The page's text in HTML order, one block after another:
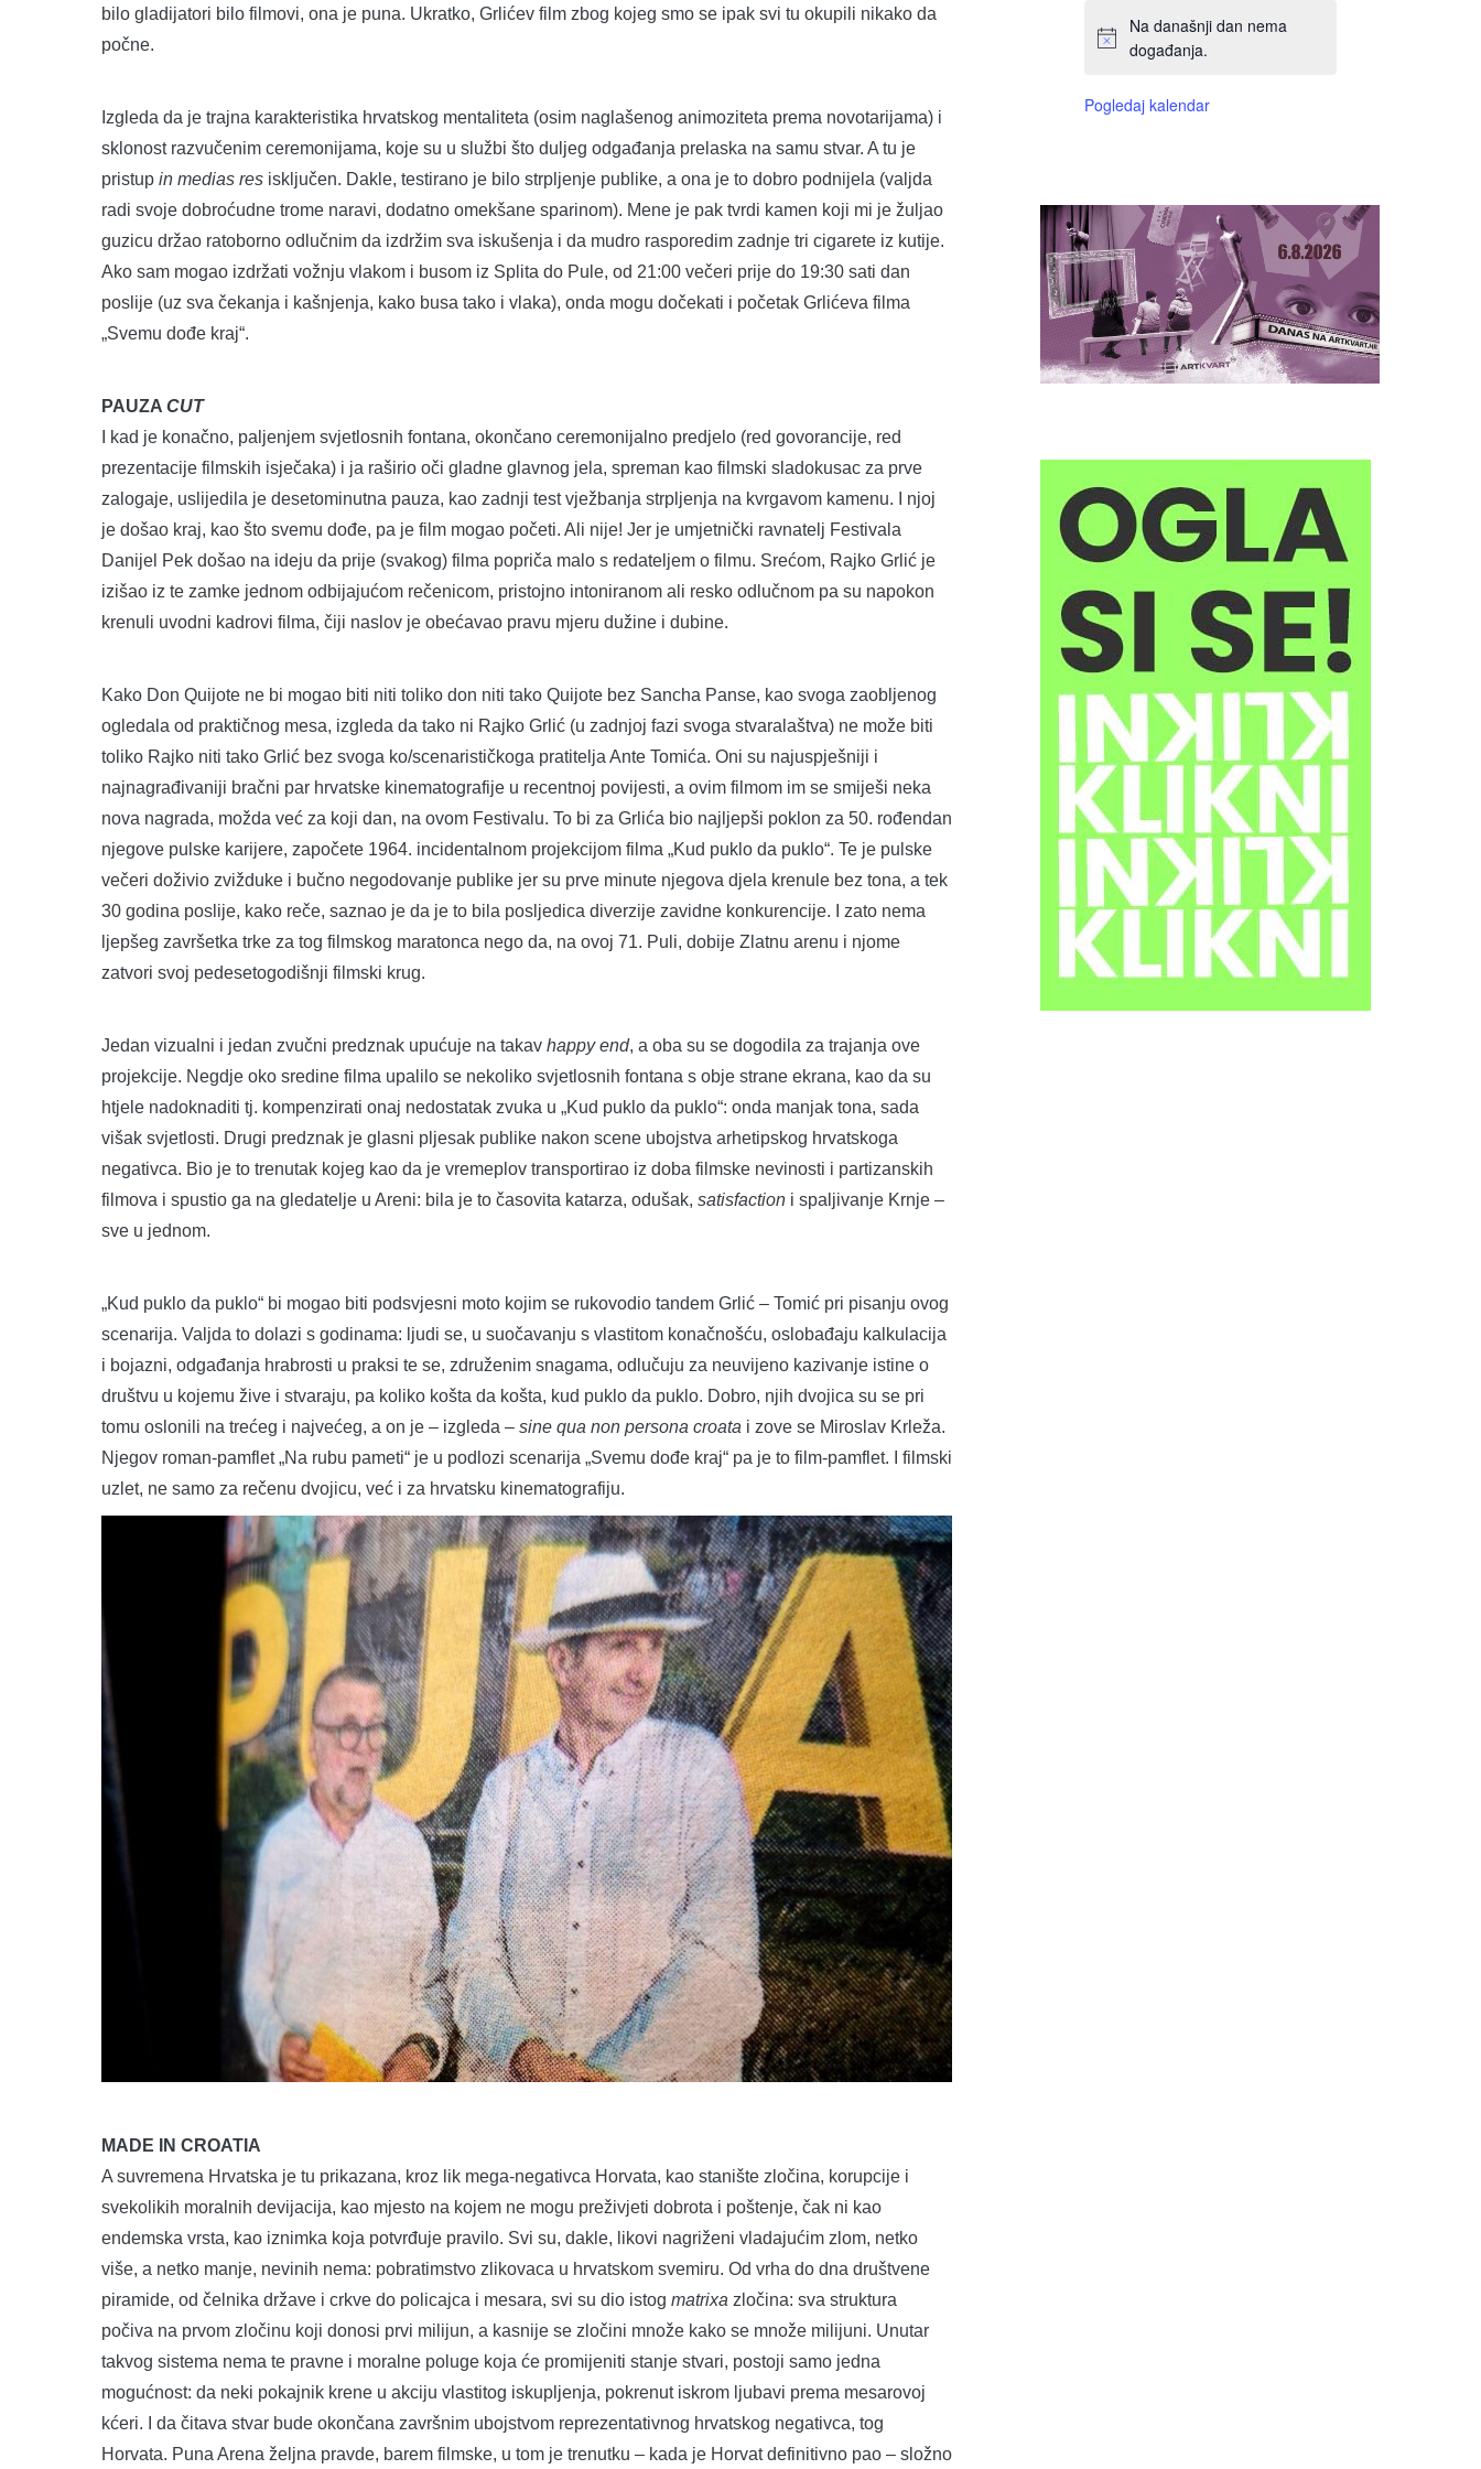
bilo gladijatori bilo filmovi, ona je puna. Ukratko, Grlićev film zbog kojeg smo se ipak svi tu okupili nikako da
počne.
Izgleda da je trajna karakteristika hrvatskog mentaliteta (osim naglašenog animoziteta prema novotarijama) i
sklonost razvučenim ceremonijama, koje su u službi što duljeg odgađanja prelaska na samu stvar. A tu je
pristup in medias res isključen. Dakle, testirano je bilo strpljenje publike, a ona je to dobro podnijela (valjda
radi svoje dobroćudne trome naravi, dodatno omekšane sparinom). Mene je pak tvrdi kamen koji mi je žuljao
guzicu držao ratoborno odlučnim da izdržim sva iskušenja i da mudro rasporedim zadnje tri cigarete iz kutije.
Ako sam mogao izdržati vožnju vlakom i busom iz Splita do Pule, od 21:00 večeri prije do 19:30 sati dan
poslije (uz sva čekanja i kašnjenja, kako busa tako i vlaka), onda mogu dočekati i početak Grlićeva filma
„Svemu dođe kraj“.
PAUZA CUT
I kad je konačno, paljenjem svjetlosnih fontana, okončano ceremonijalno predjelo (red govorancije, red
prezentacije filmskih isječaka) i ja raširio oči gladne glavnog jela, spreman kao filmski sladokusac za prve
zalogaje, uslijedila je desetominutna pauza, kao zadnji test vježbanja strpljenja na kvrgavom kamenu. I njoj
je došao kraj, kao što svemu dođe, pa je film mogao početi. Ali nije! Jer je umjetnički ravnatelj Festivala
Danijel Pek došao na ideju da prije (svakog) filma popriča malo s redateljem o filmu. Srećom, Rajko Grlić je
izišao iz te zamke jednom odbijajućom rečenicom, pristojno intoniranom ali resko odlučnom pa su napokon
krenuli uvodni kadrovi filma, čiji naslov je obećavao pravu mjeru dužine i dubine.
Kako Don Quijote ne bi mogao biti niti toliko don niti tako Quijote bez Sancha Panse, kao svoga zaobljenog
ogledala od praktičnog mesa, izgleda da tako ni Rajko Grlić (u zadnjoj fazi svoga stvaralaštva) ne može biti
toliko Rajko niti tako Grlić bez svoga ko/scenarističkoga pratitelja Ante Tomića. Oni su najuspješniji i
najnagrađivaniji bračni par hrvatske kinematografije u recentnoj povijesti, a ovim filmom im se smiješi neka
nova nagrada, možda već za koji dan, na ovom Festivalu. To bi za Grlića bio najljepši poklon za 50. rođendan
njegove pulske karijere, započete 1964. incidentalnom projekcijom filma „Kud puklo da puklo“. Te je pulske
večeri doživio zvižduke i bučno negodovanje publike jer su prve minute njegova djela krenule bez tona, a tek
30 godina poslije, kako reče, saznao je da je to bila posljedica diverzije zavidne konkurencije. I zato nema
ljepšeg završetka trke za tog filmskog maratonca nego da, na ovoj 71. Puli, dobije Zlatnu arenu i njome
zatvori svoj pedesetogodišnji filmski krug.
Jedan vizualni i jedan zvučni predznak upućuje na takav happy end, a oba su se dogodila za trajanja ove
projekcije. Negdje oko sredine filma upalilo se nekoliko svjetlosnih fontana s obje strane ekrana, kao da su
htjele nadoknaditi tj. kompenzirati onaj nedostatak zvuka u „Kud puklo da puklo“: onda manjak tona, sada
višak svjetlosti. Drugi predznak je glasni pljesak publike nakon scene ubojstva arhetipskog hrvatskoga
negativca. Bio je to trenutak kojeg kao da je vremeplov transportirao iz doba filmske nevinosti i partizanskih
filmova i spustio ga na gledatelje u Areni: bila je to časovita katarza, odušak, satisfaction i spaljivanje Krnje –
sve u jednom.
„Kud puklo da puklo“ bi mogao biti podsvjesni moto kojim se rukovodio tandem Grlić – Tomić pri pisanju ovog
scenarija. Valjda to dolazi s godinama: ljudi se, u suočavanju s vlastitom konačnošću, oslobađaju kalkulacija
i bojazni, odgađanja hrabrosti u praksi te se, združenim snagama, odlučuju za neuvijeno kazivanje istine o
društvu u kojemu žive i stvaraju, pa koliko košta da košta, kud puklo da puklo. Dobro, njih dvojica su se pri
tomu oslonili na trećeg i najvećeg, a on je – izgleda – sine qua non persona croata i zove se Miroslav Krleža.
Njegov roman-pamflet „Na rubu pameti“ je u podlozi scenarija „Svemu dođe kraj“ pa je to film-pamflet. I filmski
uzlet, ne samo za rečenu dvojicu, već i za hrvatsku kinematografiju.
MADE IN CROATIA
A suvremena Hrvatska je tu prikazana, kroz lik mega-negativca Horvata, kao stanište zločina, korupcije i
svekolikih moralnih devijacija, kao mjesto na kojem ne mogu preživjeti dobrota i poštenje, čak ni kao
endemska vrsta, kao iznimka koja potvrđuje pravilo. Svi su, dakle, likovi nagriženi vladajućim zlom, netko
više, a netko manje, nevinih nema: pobratimstvo zlikovaca u hrvatskom svemiru. Od vrha do dna društvene
piramide, od čelnika države i crkve do policajca i mesara, svi su dio istog matrixa zločina: sva struktura
počiva na prvom zločinu koji donosi prvi milijun, a kasnije se zločini množe kako se množe milijuni. Unutar
takvog sistema nema te pravne i moralne poluge koja će promijeniti stanje stvari, postoji samo jedna
mogućnost: da neki pokajnik krene u akciju vlastitog iskupljenja, pokrenut iskrom ljubavi prema mesarovoj
kćeri. I da čitava stvar bude okončana završnim ubojstvom reprezentativnog hrvatskog negativca, tog
Horvata. Puna Arena željna pravde, barem filmske, u tom je trenutku – kada je Horvat definitivno pao – složno
Na današnji dan nema
događanja.
Pogledaj kalendar